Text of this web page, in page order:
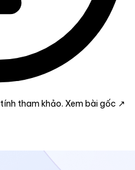
tham khảo. Xem bài gốc ↗